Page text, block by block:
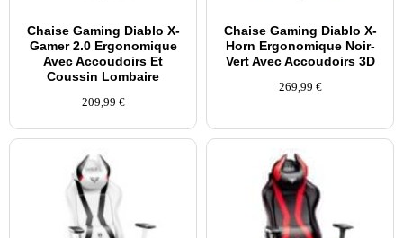
Chaise Gaming Diablo X-
Gamer 2.0 Ergonomique
Avec Accoudoirs Et
Coussin Lombaire
209,99 €
Chaise Gaming Diablo X-
Horn Ergonomique Noir-
Vert Avec Accoudoirs 3D
269,99 €